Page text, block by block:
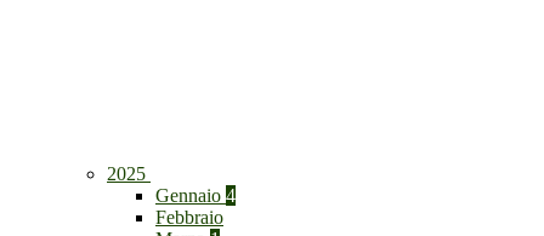
2025
Gennaio 4
Febbraio